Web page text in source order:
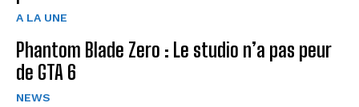
A LA UNE
Phantom Blade Zero : Le studio n’a pas peur
de GTA 6
NEWS